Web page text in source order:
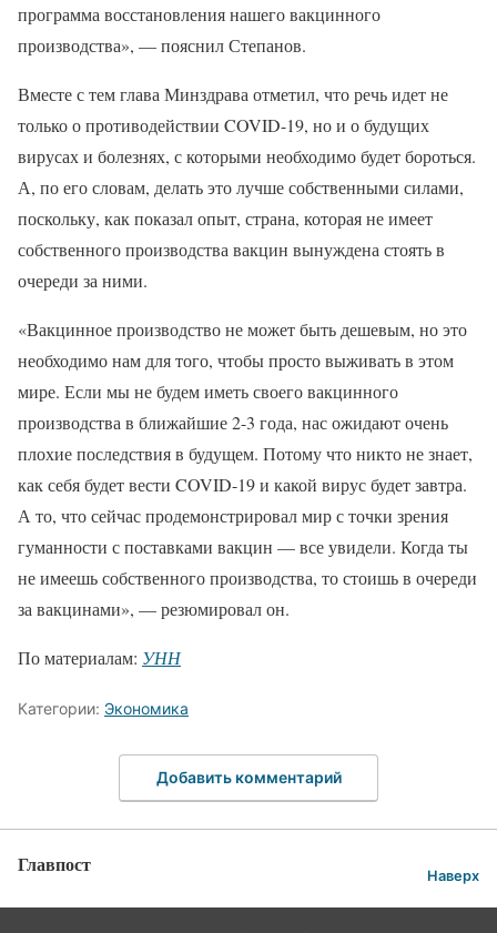
программа восстановления нашего вакцинного
производства», — пояснил Степанов.
Вместе с тем глава Минздрава отметил, что речь идет не
только о противодействии COVID-19, но и о будущих
вирусах и болезнях, с которыми необходимо будет бороться.
А, по его словам, делать это лучше собственными силами,
поскольку, как показал опыт, страна, которая не имеет
собственного производства вакцин вынуждена стоять в
очереди за ними.
«Вакцинное производство не может быть дешевым, но это
необходимо нам для того, чтобы просто выживать в этом
мире. Если мы не будем иметь своего вакцинного
производства в ближайшие 2-3 года, нас ожидают очень
плохие последствия в будущем. Потому что никто не знает,
как себя будет вести COVID-19 и какой вирус будет завтра.
А то, что сейчас продемонстрировал мир с точки зрения
гуманности с поставками вакцин — все увидели. Когда ты
не имеешь собственного производства, то стоишь в очереди
за вакцинами», — резюмировал он.
По материалам: УНН
Категории: Экономика
Добавить комментарий
Главпост Наверх